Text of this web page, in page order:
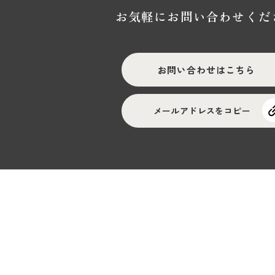
お気軽にお問い合わせくだ
お問い合わせはこちら
メールアドレスをコピー